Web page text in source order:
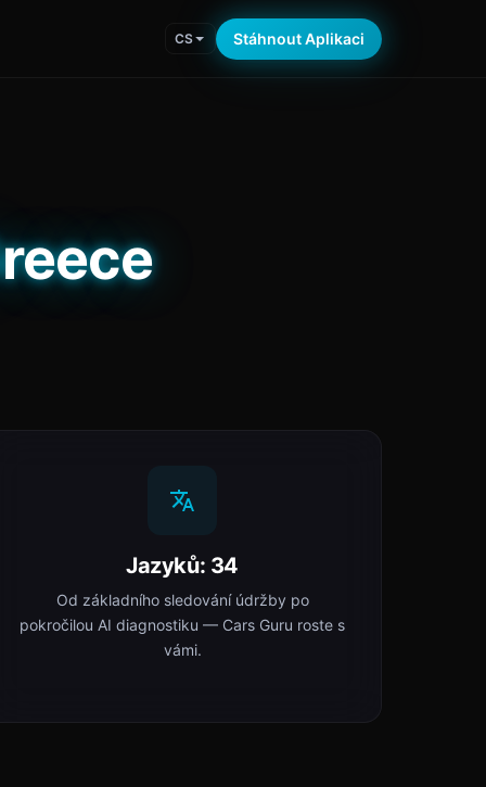
CS Stáhnout Aplikaci
Jazyků: 34
Od základního sledování údržby po
pokročilou AI diagnostiku — Cars Guru roste s
vámi.